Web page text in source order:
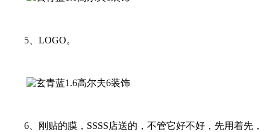
5、LOGO。
6、刚贴的膜，SSSS店送的，不管它好不好，先用着先，